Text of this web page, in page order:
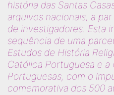
história das Santas
arquivos nacionais, a
de investigadores. Esta
sequência de uma
Estudos de História
Católica Portuguesa e a
Portuguesas, com o
comemorativa dos 500